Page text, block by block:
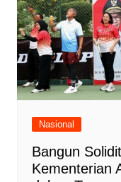
Nasional
Bangun
Kementerian